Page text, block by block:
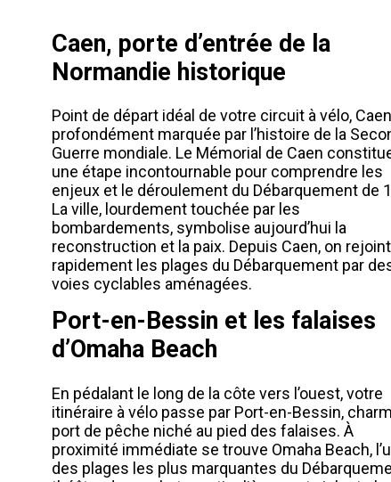
Caen, porte d’entrée de la
Normandie historique
Point de départ idéal de votre circuit à vélo,
profondément marquée par l’histoire de la
Guerre mondiale. Le Mémorial de Caen
une étape incontournable pour comprendre les
enjeux et le déroulement du Débarquement de
La ville, lourdement touchée par les
bombardements, symbolise aujourd’hui la
reconstruction et la paix. Depuis Caen, on rejoint
rapidement les plages du Débarquement par
voies cyclables aménagées.
Port-en-Bessin et les falaises
d’Omaha Beach
En pédalant le long de la côte vers l’ouest, votre
itinéraire à vélo passe par Port-en-Bessin,
port de pêche niché au pied des falaises. À
proximité immédiate se trouve Omaha Beach,
des plages les plus marquantes du